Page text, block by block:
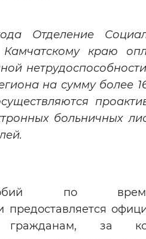
Цвет сайта
Инверсивный
Синий фон
Изображения
Остановить
Отделение
краю
на сумму более
больничных
по
предоставляется
гражданам, за